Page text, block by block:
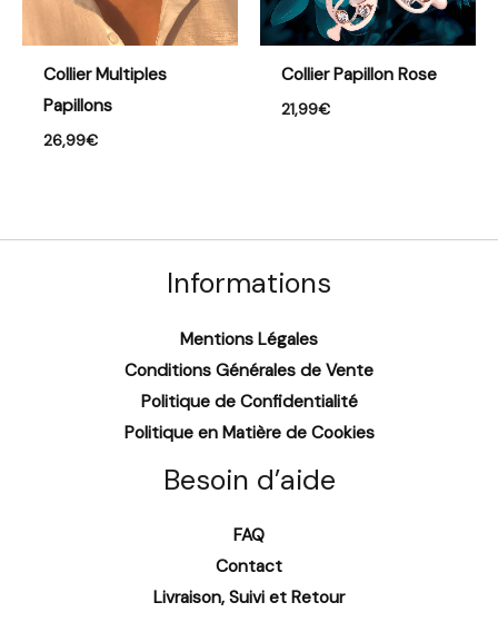
Collier Multiples
Papillons
26,99€
Collier Papillon Rose
21,99€
Informations
Mentions Légales
Conditions Générales de Vente
Politique de Confidentialité
Politique en Matière de Cookies
Besoin d’aide
FAQ
Contact
Livraison, Suivi et Retour